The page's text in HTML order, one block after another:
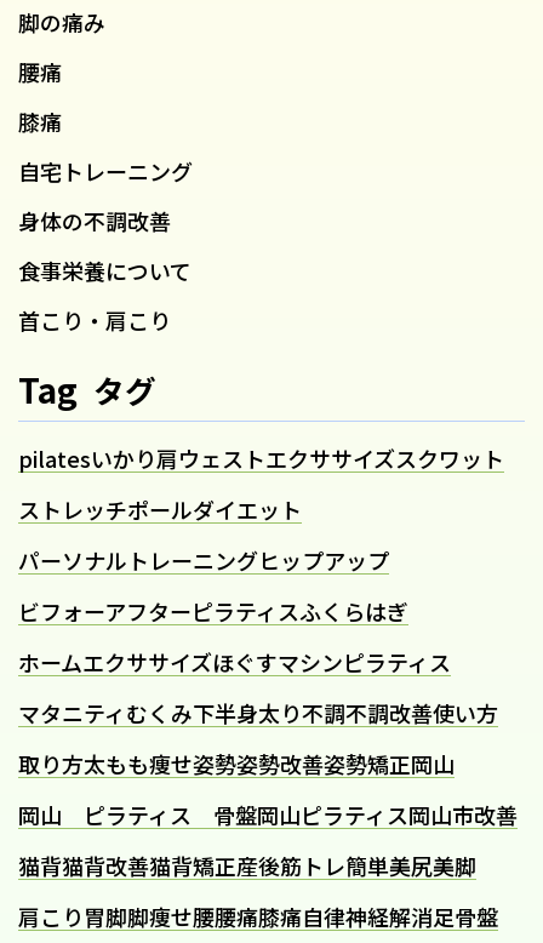
脚の痛み
腰痛
膝痛
自宅トレーニング
身体の不調改善
食事栄養について
首こり・肩こり
Tag タグ
pilatesいかり肩ウェストエクササイズスクワット
ストレッチポールダイエット
パーソナルトレーニングヒップアップ
ビフォーアフターピラティスふくらはぎ
ホームエクササイズほぐすマシンピラティス
マタニティむくみ下半身太り不調不調改善使い方
取り方太もも痩せ姿勢姿勢改善姿勢矯正岡山
岡山 ピラティス 骨盤岡山ピラティス岡山市改善
猫背猫背改善猫背矯正産後筋トレ簡単美尻美脚
肩こり胃脚脚痩せ腰腰痛膝痛自律神経解消足骨盤